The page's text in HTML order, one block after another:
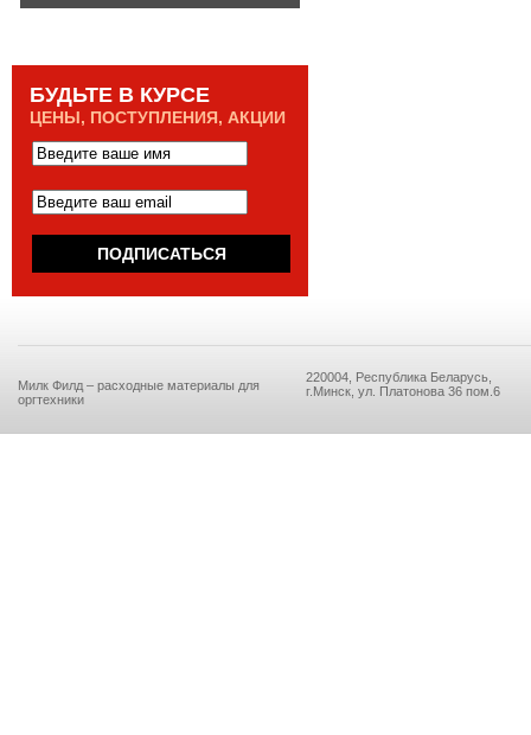
БУДЬТЕ В КУРСЕ
ЦЕНЫ, ПОСТУПЛЕНИЯ, АКЦИИ
Милк Филд – расходные материалы для
оргтехники
220004, Республика Беларусь,
г.Минск, ул. Платонова 36 пом.6